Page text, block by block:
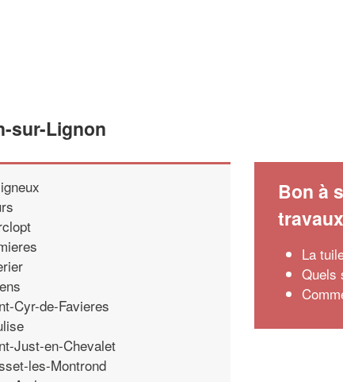
sur-Lignon
Cyr-de-Favieres
Just-en-Chevalet
les-Montrond
Bon à
travaux
La
Quels